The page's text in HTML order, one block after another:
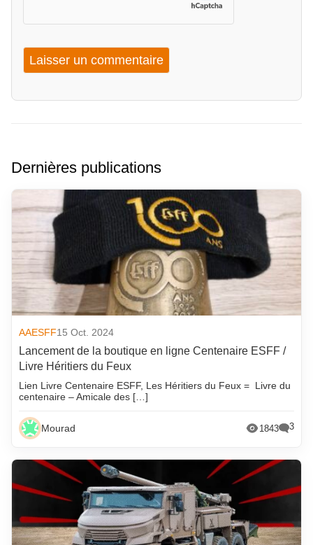
Dernières publications
AAESFF15 Oct. 2024
Lancement de la boutique en ligne Centenaire ESFF /
Livre Héritiers du Feux
Lien Livre Centenaire ESFF, Les Héritiers du Feux = Livre du
centenaire – Amicale des […]
Mourad 1843 3